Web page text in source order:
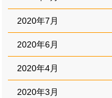
2020年7月
2020年6月
2020年4月
2020年3月